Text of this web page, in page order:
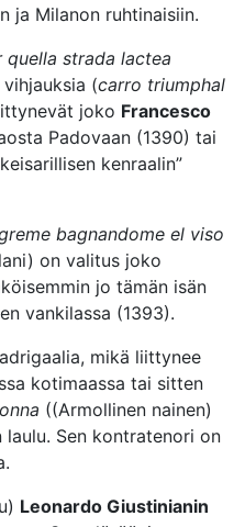
ja Milanon ruhtinaisiin.
quella strada lactea
(carro triumphal
joko Francesco
Padovaan (1390) tai
kenraalin”
bagnandome el viso
on valitus joko
jo tämän isän
vankilassa (1393).
mikä liittynee
kotimaassa tai sitten
((Armollinen nainen)
Sen kontratenori on
Leonardo Giustinianin